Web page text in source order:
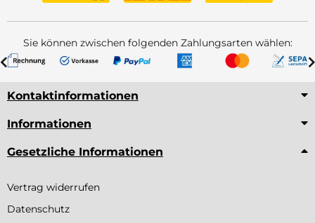
Sie können zwischen folgenden Zahlungsarten wählen:
Kontaktinformationen
Informationen
Gesetzliche Informationen
Vertrag widerrufen
Datenschutz